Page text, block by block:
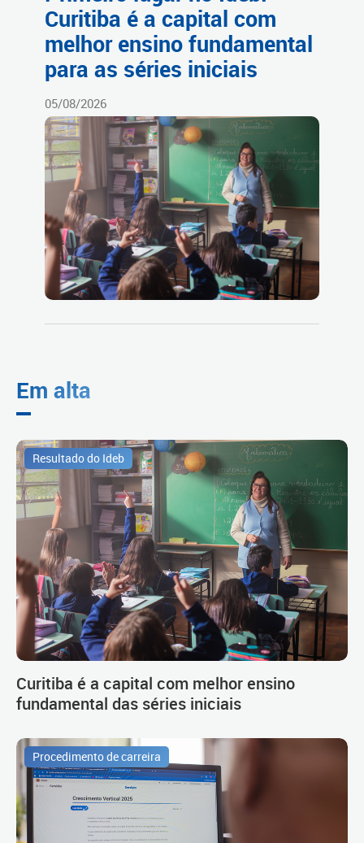
Curitiba é a capital com
melhor ensino fundamental
para as séries iniciais
05/08/2026
Em alta
Resultado do Ideb
Curitiba é a capital com melhor ensino
fundamental das séries iniciais
Procedimento de carreira